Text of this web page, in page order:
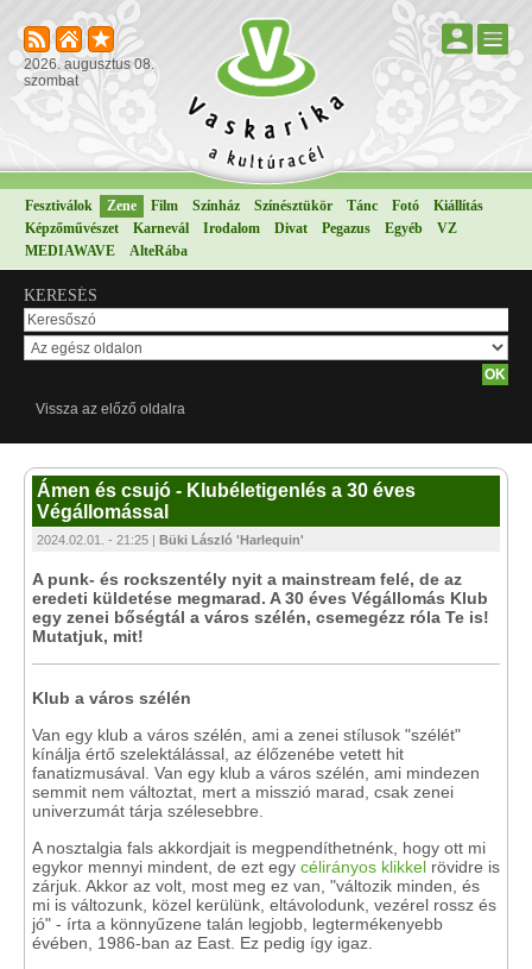
2026. augusztus 08.
szombat
Fesztiválok Zene Film Színház Színésztükör Tánc Fotó
Kiállítás
Képzőművészet
Karnevál Irodalom Divat Pegazus Egyéb
VZ
MEDIAWAVE
AlteRába
KERESÉS
Vissza az előző oldalra
Ámen és csujó - Klubéletigenlés a 30 éves
Végállomással
2024.02.01. - 21:25 | Büki László 'Harlequin'
A punk- és rockszentély nyit a mainstream felé, de az
eredeti küldetése megmarad. A 30 éves Végállomás Klub
egy zenei bőségtál a város szélén, csemegézz róla Te is!
Mutatjuk, mit!
Klub a város szélén
Van egy klub a város szélén, ami a zenei stílusok "szélét"
kínálja értő szelektálással, az élőzenébe vetett hit
fanatizmusával. Van egy klub a város szélén, ami mindezen
semmit nem változtat, mert a misszió marad, csak zenei
univerzumát tárja szélesebbre.
A nosztalgia fals akkordjait is megpendíthetnénk, hogy ott mi
egykor mennyi mindent, de ezt egy célirányos klikkel rövidre is
zárjuk. Akkor az volt, most meg ez van, "változik minden, és
mi is változunk, közel kerülünk, eltávolodunk, vezérel rossz és
jó" - írta a könnyűzene talán legjobb, legtermékenyebb
évében, 1986-ban az East. Ez pedig így igaz.